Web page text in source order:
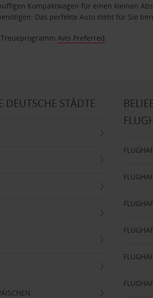
Kompaktwagen für einen kleinen
Das perfekte Auto steht für Sie
TreueprogrammAvis Preferred.
DEUTSCHE STÄDTE